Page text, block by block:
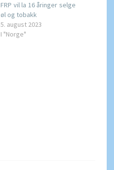
FRP vil la 16 åringer selge
øl og tobakk
5. august 2023
I "Norge"